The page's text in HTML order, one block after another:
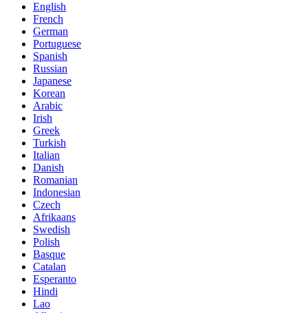
English
French
German
Portuguese
Spanish
Russian
Japanese
Korean
Arabic
Irish
Greek
Turkish
Italian
Danish
Romanian
Indonesian
Czech
Afrikaans
Swedish
Polish
Basque
Catalan
Esperanto
Hindi
Lao